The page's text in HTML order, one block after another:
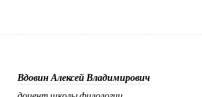
Вдовин Алексей Владимирович